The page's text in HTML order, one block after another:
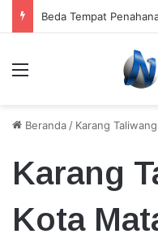
Menu
Beranda / Karang
Karang
Kota